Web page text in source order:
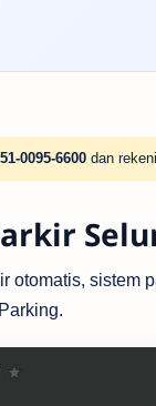
0095-6600 dan
otomatis, sistem